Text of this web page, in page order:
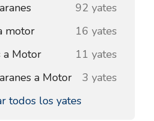
92 yates
motor
16 yates
a Motor
11 yates
a Motor
3 yates
todos los yates